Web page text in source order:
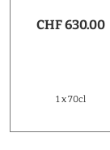
CHF 630.00
1 x 70cl